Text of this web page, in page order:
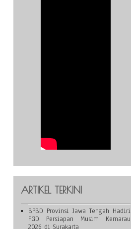
ARTIKEL TERKINI
BPBD Provinsi Jawa Tengah Hadiri
FGD Persiapan Musim Kemarau
2026 di Surakarta